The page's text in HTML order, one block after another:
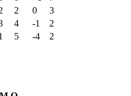
2 0
3
4 -1
2
5 -4
2